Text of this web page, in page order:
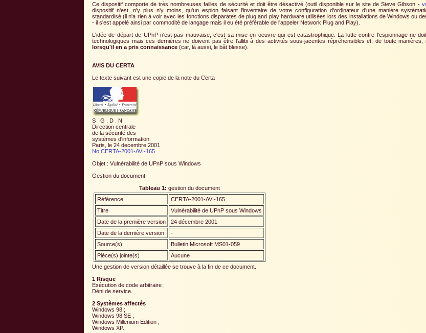
Ce dispositif comporte de très nombreuses failles de sécurité et doit être désactivé (outil disponible sur le site de Steve Gibson -
dispositif n'est, n'y plus n'y moins, qu'un espion faisant l'inventaire de votre configuration d'ordinateur d'une manière
standardisé (il n'a rien à voir avec les fonctions disparates de plug and play hardware utilisées lors des installations de Windows ou
- il s'est appelé ainsi par commodité de langage mais il eu été préférable de l'appeler Network Plug and Play).
L'idée de départ de UPnP n'est pas mauvaise, c'est sa mise en oeuvre qui est catastrophique. La lutte contre l'espionnage ne
technologiques mais ces dernières ne doivent pas être l'allibi à des activités sous-jacentes répréhensibles et, de toute manières,
lorsqu'il en a pris connaissance (car, là aussi, le bât blesse).
AVIS DU CERTA
Le texte suivant est une copie de la note du Certa
S . G . D . N
Direction centrale
de la sécurité des
systèmes d'information
Paris, le 24 decembre 2001
No CERTA-2001-AVI-165
Objet : Vulnérabilité de UPnP sous Windows
Gestion du document
Tableau 1: gestion du document
Référence
CERTA-2001-AVI-165
Titre
Vulnérabilité de UPnP sous Windows
Date de la première version
24 décembre 2001
Date de la dernière version
-
Source(s)
Bulletin Microsoft MS01-059
Pièce(s) jointe(s)
Aucune
Une gestion de version détaillée se trouve à la fin de ce document.
1 Risque
Exécution de code arbitraire ;
Déni de service.
2 Systèmes affectés
Windows 98 ;
Windows 98 SE ;
Windows Millenium Edition ;
Windows XP.